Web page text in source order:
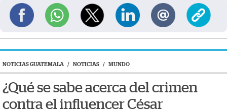
NOTICIAS GUATEMALA / NOTICIAS / MUNDO
¿Qué se sabe acerca del crimen
contra el influencer César